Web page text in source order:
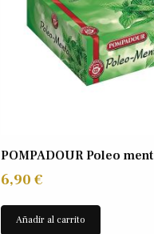
POMPADOUR Poleo
6,90 €
Añadir al carrito